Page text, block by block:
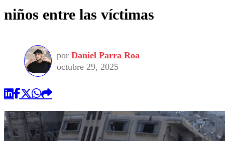
niños entre las víctimas
por Daniel Parra Roa
octubre 29, 2025